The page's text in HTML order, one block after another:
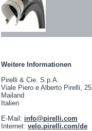
Weitere Informationen
Pirelli & Cie. S.p.A.
Viale Piero e Alberto Pirelli, 25
Mailand
Italien
E-Mail: info@pirelli.com
Internet: velo.pirelli.com/de